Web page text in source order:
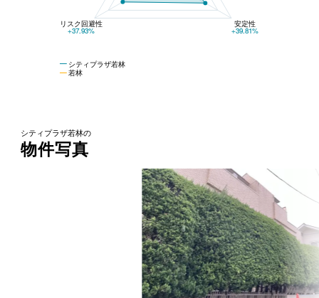
シティプラザ若林
若林
リスク回避性
+37.93%
安定性
+39.81%
シティプラザ若林の
物件写真